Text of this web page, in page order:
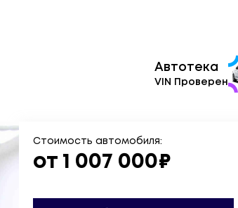
Автотека
VIN Проверен
Стоимость автомобиля:
от 1 007 000₽